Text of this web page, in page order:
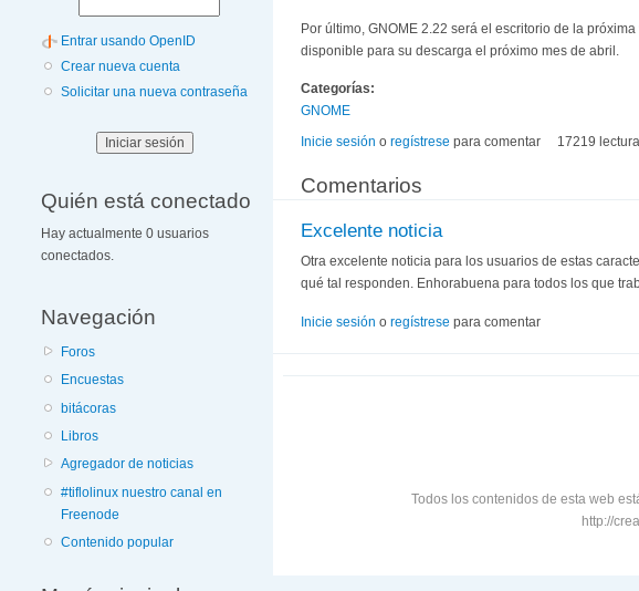
Entrar usando OpenID
Crear nueva cuenta
Solicitar una nueva contraseña
Quién está conectado
Hay actualmente 0 usuarios
conectados.
Navegación
Foros
Encuestas
bitácoras
Libros
Agregador de noticias
#tiflolinux nuestro canal en
Freenode
Contenido popular
Por último, GNOME 2.22 será el escritorio de la
disponible para su descarga el próximo mes de abril.
Categorías:
GNOME
Inicie sesión o regístrese para comentar 17219
Comentarios
Excelente noticia
Otra excelente noticia para los usuarios de estas
qué tal responden. Enhorabuena para todos los que
Inicie sesión o regístrese para comentar
Todos los contenidos de esta web
http://